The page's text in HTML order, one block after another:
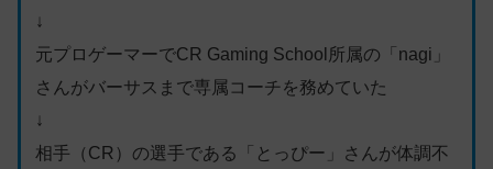
↓
元プロゲーマーでCR Gaming School所属の「nagi」
さんがバーサスまで専属コーチを務めていた
↓
相手（CR）の選手である「とっぴー」さんが体調不